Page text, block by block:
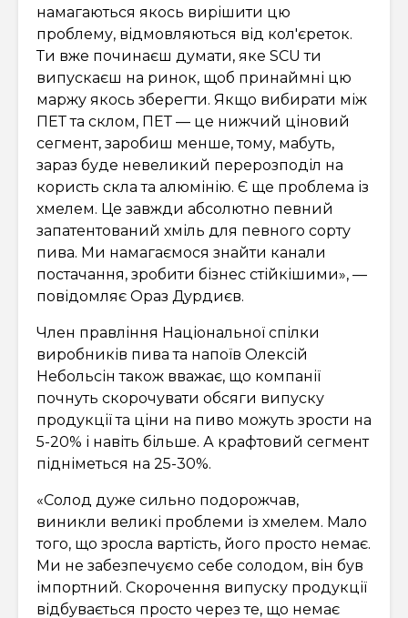
намагаються якось вирішити цю
проблему, відмовляються від кол'єреток.
Ти вже починаєш думати, яке SCU ти
випускаєш на ринок, щоб принаймні цю
маржу якось зберегти. Якщо вибирати між
ПЕТ та склом, ПЕТ — це нижчий ціновий
сегмент, заробиш менше, тому, мабуть,
зараз буде невеликий перерозподіл на
користь скла та алюмінію. Є ще проблема із
хмелем. Це завжди абсолютно певний
запатентований хміль для певного сорту
пива. Ми намагаємося знайти канали
постачання, зробити бізнес стійкішими», —
повідомляє Ораз Дурдиєв.
Член правління Національної спілки
виробників пива та напоїв Олексій
Небольсін також вважає, що компанії
почнуть скорочувати обсяги випуску
продукції та ціни на пиво можуть зрости на
5-20% і навіть більше. А крафтовий сегмент
підніметься на 25-30%.
«Солод дуже сильно подорожчав,
виникли великі проблеми із хмелем. Мало
того, що зросла вартість, його просто немає.
Ми не забезпечуємо себе солодом, він був
імпортний. Скорочення випуску продукції
відбувається просто через те, що немає